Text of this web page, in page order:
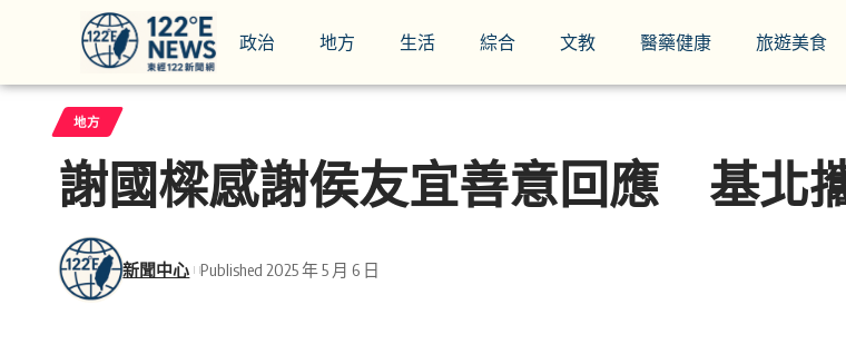
政治 地方 生活 綜合 文教 醫藥健康 旅遊美食
地方
謝國樑感謝侯友宜善意回應 基北
新聞中心 Published 2025 年 5 月 6 日